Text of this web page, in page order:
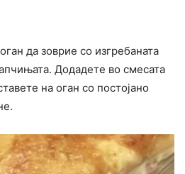
да зоврие со изгребаната
Додадете во смесата
на оган со постојано